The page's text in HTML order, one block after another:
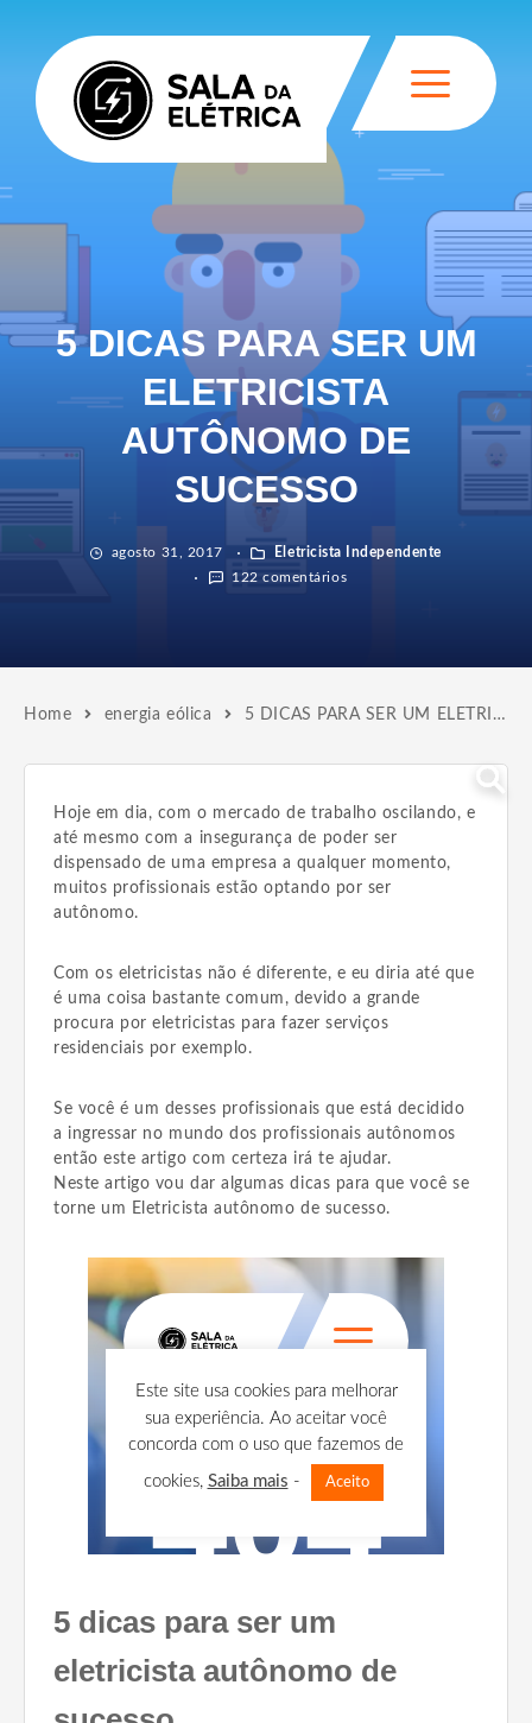
5 DICAS PARA SER UM
ELETRICISTA
AUTÔNOMO DE
SUCESSO
agosto 31, 2017
Eletricista Independente
122 comentários
Home energia eólica 5 DICAS PARA SER UM ELETRICISTA AUTÔNOMO DE SUCESSO
Hoje em dia, com o mercado de trabalho oscilando, e
até mesmo com a insegurança de poder ser
dispensado de uma empresa a qualquer momento,
muitos profissionais estão optando por ser
autônomo.
Com os eletricistas não é diferente, e eu diria até que
é uma coisa bastante comum, devido a grande
procura por eletricistas para fazer serviços
residenciais por exemplo.
Se você é um desses profissionais que está decidido
a ingressar no mundo dos profissionais autônomos
então este artigo com certeza irá te ajudar.
Neste artigo vou dar algumas dicas para que você se
torne um Eletricista autônomo de sucesso.
5 dicas para ser um
eletricista autônomo de